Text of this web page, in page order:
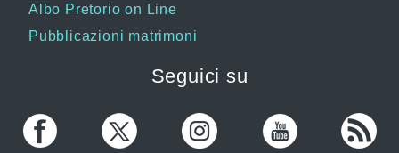
Albo Pretorio on Line
Pubblicazioni matrimoni
Seguici su